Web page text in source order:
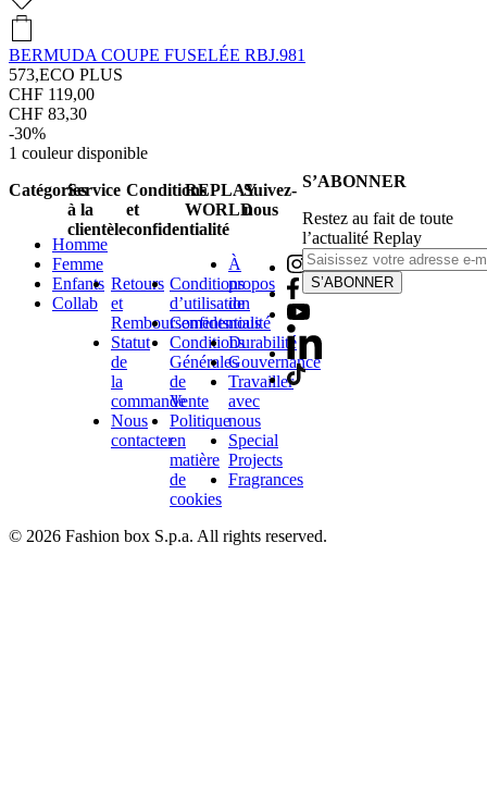
BERMUDA COUPE FUSELÉE RBJ.981
573,ECO PLUS
CHF 119,00
CHF 83,30
-30%
1 couleur disponible
Catégories
Homme
Femme
Enfants
Collab
Service
à la
clientèle
Retours
et
Remboursements
Statut
de
la
commande
Nous
contacter
Conditions
et
confidentialité
Conditions
d’utilisation
Confidentialité
Conditions
Générales
de
Vente
Politique
en
matière
de
cookies
REPLAY
WORLD
À
propos
de
nous
Durabilité
Gouvernance
Travailler
avec
nous
Special
Projects
Fragrances
Suivez-
nous
S’ABONNER
Restez au fait de toute
l’actualité Replay
S’ABONNER
© 2026 Fashion box S.p.a. All rights reserved.